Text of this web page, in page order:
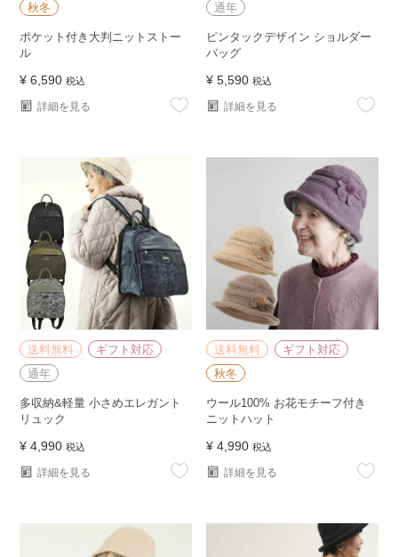
秋冬
ポケット付き大判ニットストー
ル
¥ 6,590 税込
詳細を見る
通年
ピンタックデザイン ショルダー
バッグ
¥ 5,590 税込
詳細を見る
送料無料
ギフト対応
通年
多収納&軽量 小さめエレガント
リュック
¥ 4,990 税込
詳細を見る
送料無料
ギフト対応
秋冬
ウール100% お花モチーフ付き
ニットハット
¥ 4,990 税込
詳細を見る